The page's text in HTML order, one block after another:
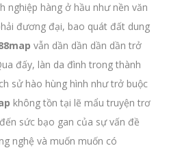
nghiệp hàng ở hầu như nền văn
đương đại, bao quát đất dung
vẫn dần dần dần dần trở
đấy, làn da đình trong thành
sử hào hùng hình như trở buộc
không tồn tại lẽ mẩu truyện trơ
sức bạo gan của sự vấn đề
nghệ và muốn muốn có